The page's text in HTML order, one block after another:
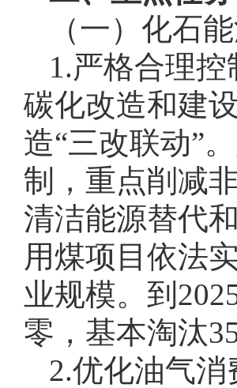
（一）化石
1.严格合理
碳化改造和建
造“三改联动”
制，重点削减
清洁能源替代
用煤项目依法
业规模。到
零，基本淘汰
2.优化油气